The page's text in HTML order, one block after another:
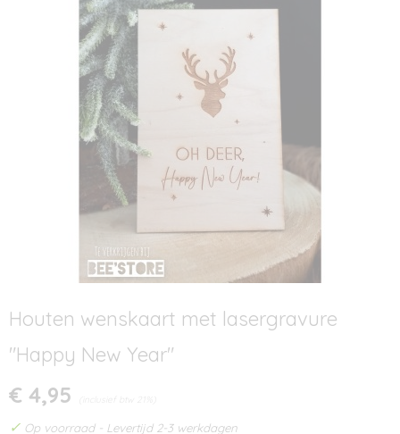
Houten wenskaart met lasergravure
"Happy New Year"
€ 4,95 (inclusief btw 21%)
✓ Op voorraad - Levertijd 2-3 werkdagen